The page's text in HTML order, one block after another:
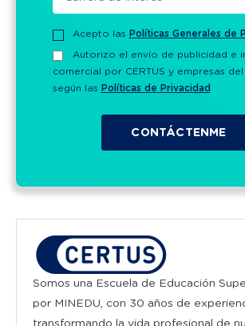
Acepto las Políticas Generales de
Autorizo el envío de publicidad e
comercial por CERTUS y empresas
según las Políticas de Privacidad
Somos una Escuela de Educación
por MINEDU, con 30 años de